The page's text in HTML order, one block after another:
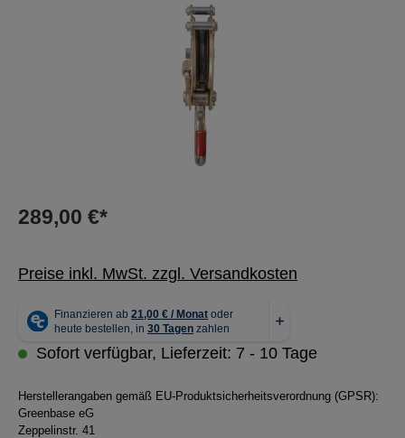
289,00 €*
Preise inkl. MwSt. zzgl. Versandkosten
Sofort verfügbar, Lieferzeit: 7 - 10 Tage
Herstellerangaben gemäß EU-Produktsicherheitsverordnung (GPSR):
Greenbase eG
Zeppelinstr. 41